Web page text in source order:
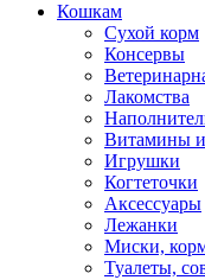
Кошкам
Сухой корм
Консервы
Лакомства
Витамины
Игрушки
Когтеточки
Аксессуары
Лежанки
Миски,
Туалеты,